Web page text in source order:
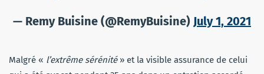
— Remy Buisine (@RemyBuisine) July 1, 2021
Malgré « l’extrême sérénité» et la visible assurance de celui